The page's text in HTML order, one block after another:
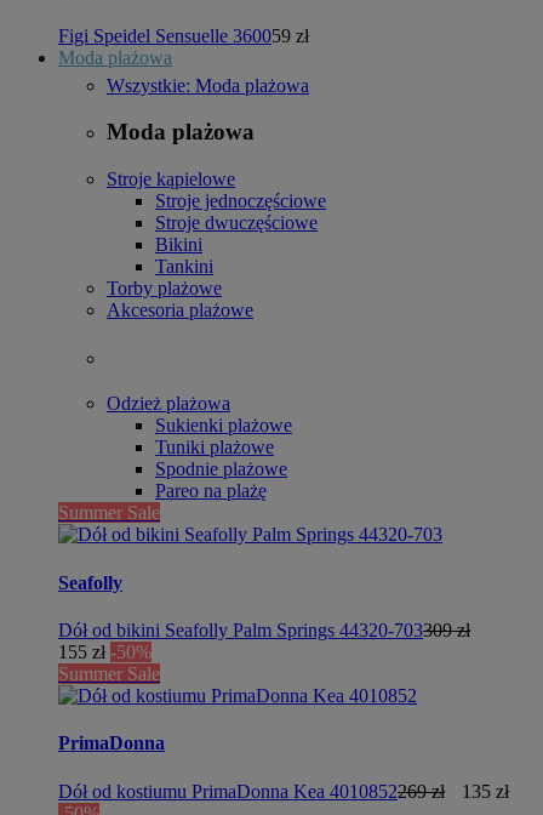
Figi Speidel Sensuelle 360059 zł
Moda plażowa
Wszystkie: Moda plażowa
Moda plażowa
Stroje kąpielowe
Stroje jednoczęściowe
Stroje dwuczęściowe
Bikini
Tankini
Torby plażowe
Akcesoria plażowe
Odzież plażowa
Sukienki plażowe
Tuniki plażowe
Spodnie plażowe
Pareo na plażę
Summer Sale
Seafolly
Dół od bikini Seafolly Palm Springs 44320-703309 zł
155 zł -50%
Summer Sale
PrimaDonna
Dół od kostiumu PrimaDonna Kea 4010852269 zł
135 zł